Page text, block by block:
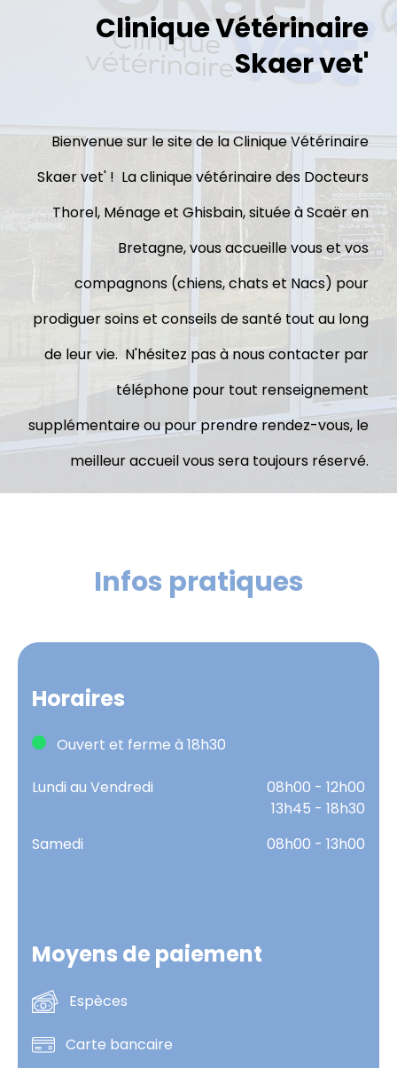
Clinique Vétérinaire
Skaer vet'
Bienvenue sur le site de la Clinique Vétérinaire
Skaer vet' ! La clinique vétérinaire des Docteurs
Thorel, Ménage et Ghisbain, située à Scaër en
Bretagne, vous accueille vous et vos
compagnons (chiens, chats et Nacs) pour
prodiguer soins et conseils de santé tout au long
de leur vie. N'hésitez pas à nous contacter par
téléphone pour tout renseignement
supplémentaire ou pour prendre rendez-vous, le
meilleur accueil vous sera toujours réservé.
Infos pratiques
Horaires
Ouvert et ferme à 18h30
Lundi au Vendredi
08h00 - 12h00
13h45 - 18h30
Samedi
08h00 - 13h00
Moyens de paiement
Espèces
Carte bancaire